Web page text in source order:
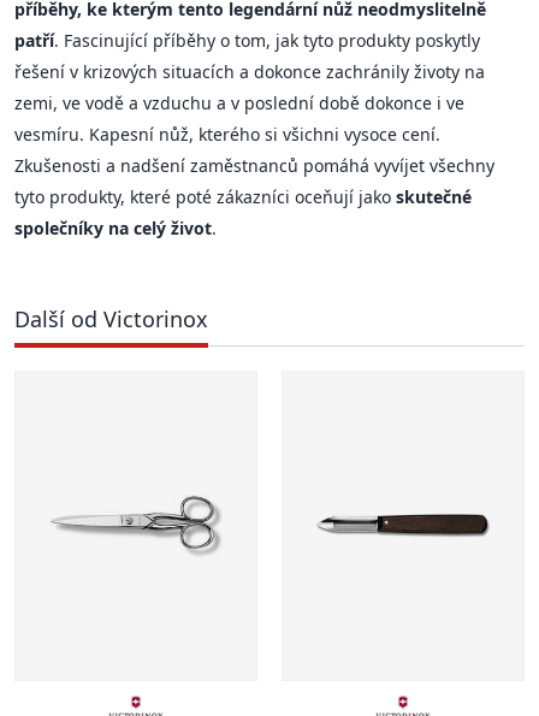
příběhy, ke kterým tento legendární nůž neodmyslitelně
patří. Fascinující příběhy o tom, jak tyto produkty poskytly
řešení v krizových situacích a dokonce zachránily životy na
zemi, ve vodě a vzduchu a v poslední době dokonce i ve
vesmíru. Kapesní nůž, kterého si všichni vysoce cení.
Zkušenosti a nadšení zaměstnanců pomáhá vyvíjet všechny
tyto produkty, které poté zákazníci oceňují jako skutečné
společníky na celý život.
Další od Victorinox